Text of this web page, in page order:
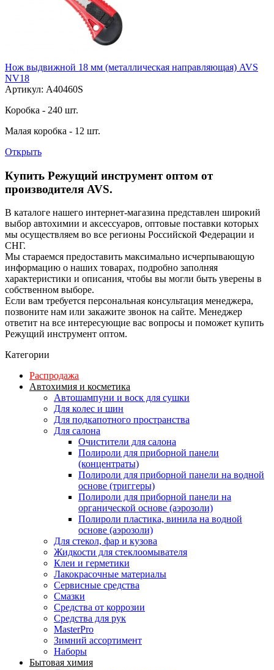
Нож выдвижной 18 мм (металлическая направляющая) AVS
NV18
Артикул: A40460S
Коробка - 240 шт.
Малая коробка - 12 шт.
Открыть
Купить Режущий инструмент оптом от
производителя AVS.
В каталоге нашего интернет-магазина представлен широкий
выбор автохимии и аксессуаров, оптовые поставки которых
мы осуществляем во все регионы Российской Федерации и
СНГ.
Мы стараемся предоставить максимально исчерпывающую
информацию о наших товарах, подробно заполняя
характеристики и описания, чтобы вы могли быть уверены в
собственном выборе.
Если вам требуется персональная консультация менеджера,
позвоните нам или закажите звонок на сайте. Менеджер
ответит на все интересующие вас вопросы и поможет купить
Режущий инструмент оптом.
Категории
Распродажа
Автохимия и косметика
Автошампуни и воск для сушки
Для колес и шин
Для подкапотного пространства
Для салона
Очистители для салона
Полироли для приборной панели
(концентраты)
Полироли для приборной панели на водной
основе (триггеры)
Полироли для приборной панели на
органической основе (аэрозоли)
Полироли пластика, винила на водной
основе (аэрозоли)
Для стекол, фар и кузова
Жидкости для стеклоомывателя
Клеи и герметики
Лакокрасочные материалы
Сервисные средства
Смазки
Средства от коррозии
Средства для рук
MasterPro
Зимний ассортимент
Наборы
Бытовая химия